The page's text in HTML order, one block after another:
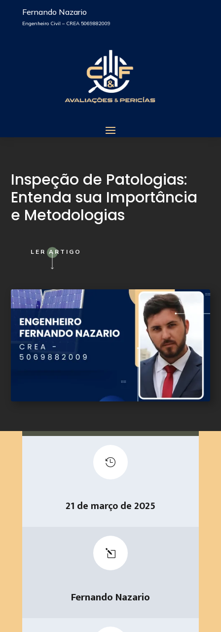
Fernando Nazario
Engenheiro Civil – CREA 5069882009
Inspeção de Patologias:
Entenda sua Importância
e Metodologias
LER ARTIGO

21 de março de 2025
l
Fernando Nazario